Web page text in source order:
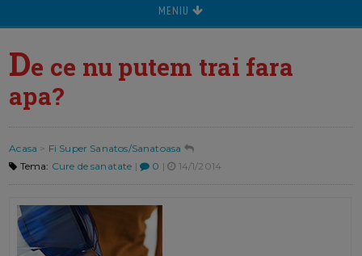
MENIU
De ce nu putem trai fara
apa?
Acasa > Fi Super Sanatos/Sanatoasa
Tema: Cure de sanatate | 0 | 14/1/2014